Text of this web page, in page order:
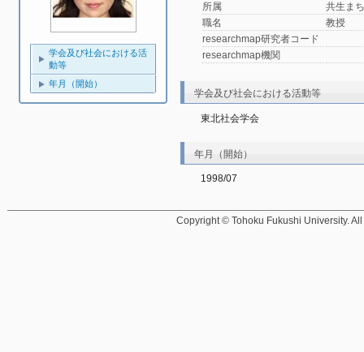
学会及び社会における活
動等
年月（開始）
所属
共生ま
職名
教授
researchmap研究者コード
researchmap機関
学会及び社会における活動等
東北社会学会
年月（開始）
1998/07